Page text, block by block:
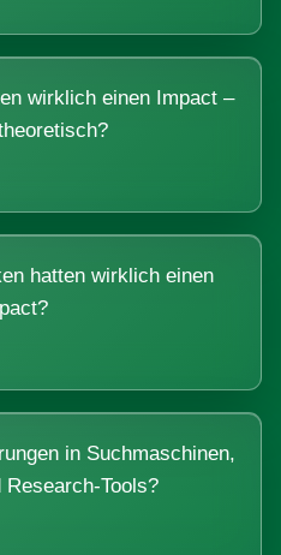
wirklich einen Impact –
hatten wirklich einen
in Suchmaschinen,
Research-Tools?